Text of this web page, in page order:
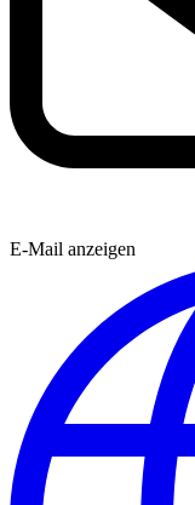
E-Mail anzeigen